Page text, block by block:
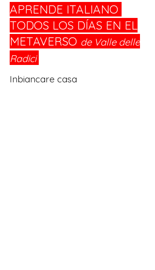
APRENDE ITALIANO
TODOS LOS DÍAS EN EL
METAVERSO de Valle delle
Radici
Inbiancare casa